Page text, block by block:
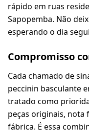
rápido em ruas
Sapopemba. Não
esperando o dia
Compromisso
Cada chamado de
peccinin basculante
tratado como
peças originais, nota
fábrica. É essa